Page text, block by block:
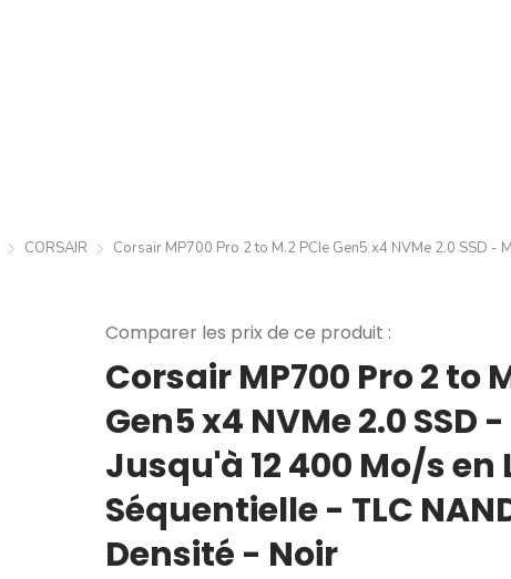
CORSAIR
Corsair MP700 Pro 2 to M.2 PCIe Gen5 x4 NVMe 2.0 SSD -
Comparer les prix de ce produit :
Corsair MP700 Pro 2 to
Gen5 x4 NVMe 2.0 SSD
Jusqu'à 12 400 Mo/s en
Séquentielle - TLC
Densité - Noir